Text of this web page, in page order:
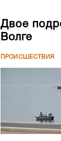
Двое
Волге
ПРОИСШЕСТВИЯ